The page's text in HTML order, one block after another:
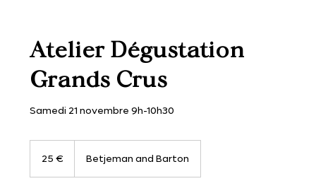
Atelier Dégustation
Grands Crus
Samedi 21 novembre 9h-10h30
25 € Betjeman and Barton